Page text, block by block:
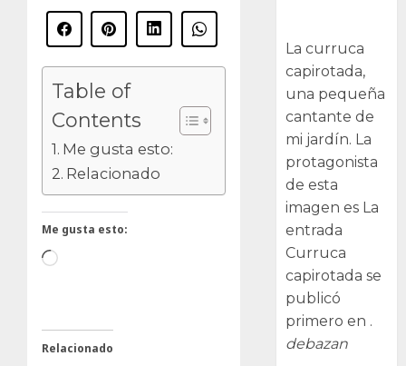
Table of
Contents
Me gusta esto:
Relacionado
Me gusta esto:
Cargando...
Relacionado
La curruca
capirotada,
una pequeña
cantante de
mi jardín. La
protagonista
de esta
imagen es La
entrada
Curruca
capirotada se
publicó
primero en .
debazan